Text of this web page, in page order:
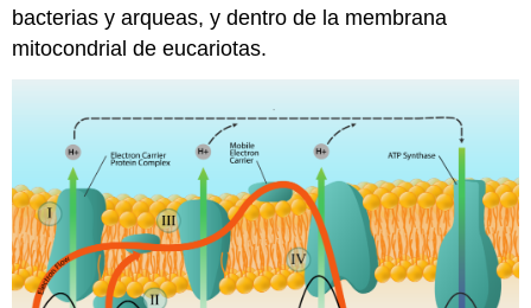
bacterias y arqueas, y dentro de la membrana
mitocondrial de eucariotas.